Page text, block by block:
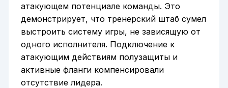
атакующем потенциале команды. Это
демонстрирует, что тренерский штаб сумел
выстроить систему игры, не зависящую от
одного исполнителя. Подключение к
атакующим действиям полузащиты и
активные фланги компенсировали
отсутствие лидера.